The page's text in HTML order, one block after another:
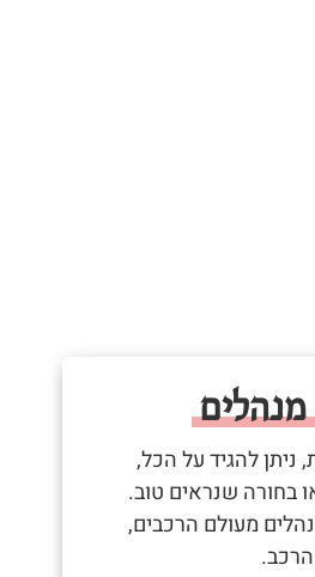
ניתן להגיד על הכל,
בחורה שנראים טוב.
מעולם הרכבים,